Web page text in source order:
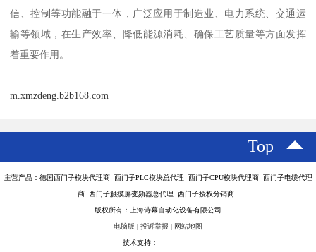
信、控制等功能融于一体，广泛应用于制造业、电力系统、交通运
输等领域，在生产效率、降低能源消耗、确保工艺质量等方面发挥
着重要作用。
m.xmzdeng.b2b168.com
Top
主营产品：德国西门子模块代理商 西门子PLC模块总代理 西门子CPU模块代理商 西门子电缆代理
商 西门子触摸屏变频器总代理 西门子授权分销商
版权所有：上海诗幕自动化设备有限公司
电脑版 | 投诉举报 | 网站地图
技术支持：